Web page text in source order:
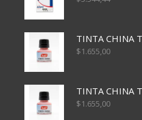
TINTA CHINA
$1.655,00
TINTA CHINA
$1.655,00